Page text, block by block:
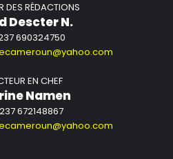
DES RÉDACTIONS
Descter N.
690324750
EN CHEF
Namen
672148867